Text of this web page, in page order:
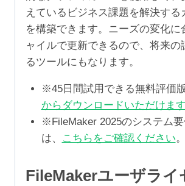
えているビジネス課題を解決する
を構築できます。ニーズの変化に
ャイルで更新できるので、将来の
るツールにもなります。
※45日間試用できる無料評価版
からダウンロードいただけます
※FileMaker 2025のシステム
は、
こちらをご確認ください。
FileMakerユーザライ